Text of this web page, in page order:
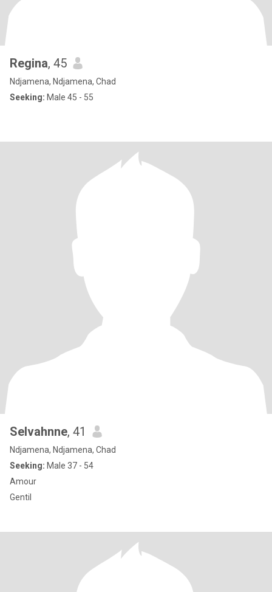
Regina, 45
Ndjamena, Ndjamena, Chad
Seeking: Male 45 - 55
Selvahnne, 41
Ndjamena, Ndjamena, Chad
Seeking: Male 37 - 54
Amour
Gentil